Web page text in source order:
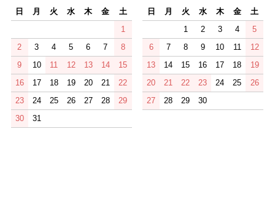
日 月 火 水 木 金
土
1
2
3 4 5 6 7
8
9
10 11 12 13 14
15
16
17 18 19 20 21
22
23
24 25 26 27 28
29
30
31
日 月 火 水 木 金
土
1
2 3 4
5
6
7 8 9 10 11
12
13
14 15 16 17 18
19
20
21 22 23 24 25
26
27
28 29 30